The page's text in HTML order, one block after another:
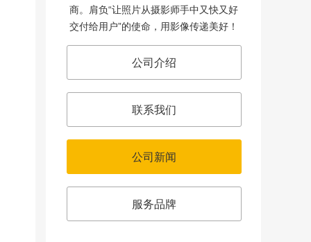
商。肩负“让照片从摄影师手中又快又好
交付给用户”的使命，用影像传递美好！
公司介绍
联系我们
公司新闻
服务品牌